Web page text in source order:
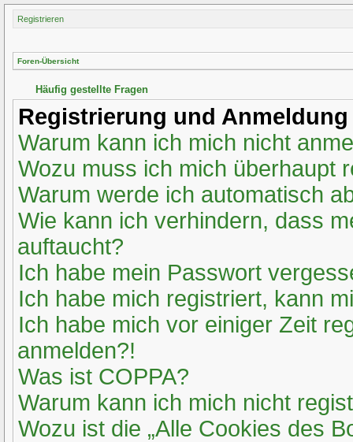
Registrieren
Foren-Übersicht
Häufig gestellte Fragen
Registrierung und Anmeldung
Warum kann ich mich nicht
Wozu muss ich mich überhaupt
Warum werde ich automatisch
Wie kann ich verhindern, dass
auftaucht?
Ich habe mein Passwort
Ich habe mich registriert, kann
Ich habe mich vor einiger Zeit
anmelden?!
Was ist COPPA?
Warum kann ich mich nicht
Wozu ist die „Alle Cookies des